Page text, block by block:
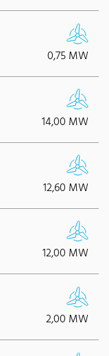
0,75 MW
14,00 MW
12,60 MW
12,00 MW
2,00 MW